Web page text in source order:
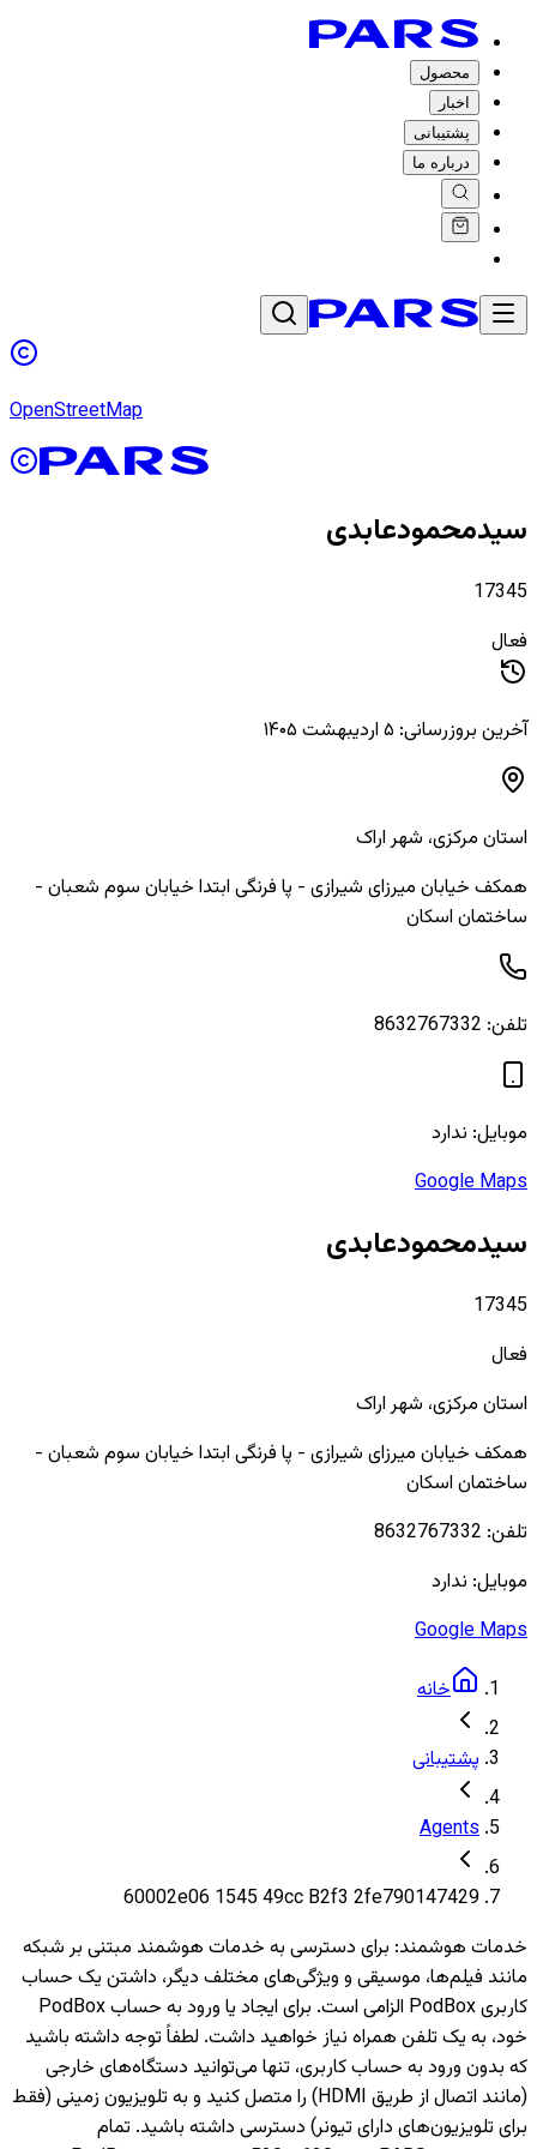
محصول
اخبار
پشتیبانی
درباره ما
OpenStreetMap
سیدمحمودعابدی
17345
فعال
آخرین بروزرسانی: ۵ اردیبهشت ۱۴۰۵
استان مرکزی، شهراراک
همکف خیابان میرزای شیرازی - پا فرنگی ابتدا خیابان سوم شعبان -
ساختمان اسکان
تلفن: 8632767332
موبایل: ندارد
Google Maps
سیدمحمودعابدی
17345
فعال
استان مرکزی، شهراراک
همکف خیابان میرزای شیرازی - پا فرنگی ابتدا خیابان سوم شعبان -
ساختمان اسکان
تلفن: 8632767332
موبایل: ندارد
Google Maps
خانه
پشتیبانی
Agents
60002e06 1545 49cc B2f3 2fe790147429
خدمات هوشمند: برای دسترسی به خدمات هوشمند مبتنی بر شبکه
مانند فیلم‌ها، موسیقی و ویژگی‌های مختلف دیگر، داشتن یک حساب
کاربری PodBox الزامی است. برای ایجاد یا ورود به حساب PodBox
خود، به یک تلفن همراه نیاز خواهید داشت. لطفاً توجه داشته باشید
که بدون ورود به حساب کاربری، تنها می‌توانید دستگاه‌های خارجی
(مانند اتصال از طریق HDMI) را متصل کنید و به تلویزیون‌ زمینی (فقط
برای تلویزیون‌های دارای تیونر) دسترسی داشته باشید. تمام